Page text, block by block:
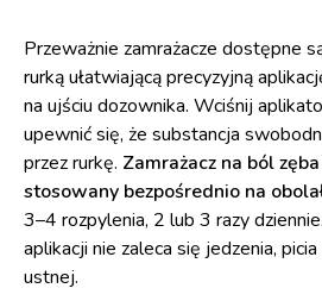
Przeważnie zamrażacze dostępne
rurką ułatwiającą precyzyjną
na ujściu dozownika. Wciśnij
upewnić się, że substancja
przez rurkę. Zamrażacz na ból
stosowany bezpośrednio na
3–4 rozpylenia, 2 lub 3 razy
aplikacji nie zaleca się jedzenia, picia
ustnej.